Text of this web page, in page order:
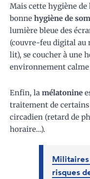
Mais cette hygiène de
bonne hygiène de
lumière bleue des
(couvre-feu digital au
lit), se coucher à une
environnement
Enfin, la mélatonine
traitement de
circadien (retard de
horaire…).
risques